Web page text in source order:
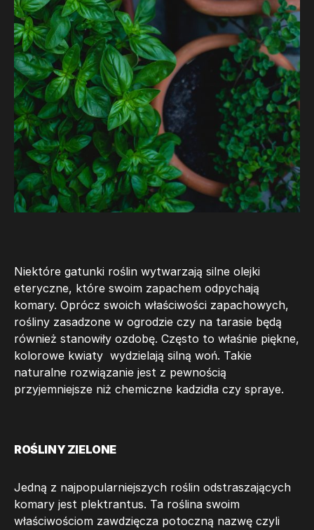
Niektóre gatunki roślin wytwarzają silne olejki
eteryczne, które swoim zapachem odpychają
komary. Oprócz swoich właściwości zapachowych,
rośliny zasadzone w ogrodzie czy na tarasie będą
również stanowiły ozdobę. Często to właśnie piękne,
kolorowe kwiaty wydzielają silną woń. Takie
naturalne rozwiązanie jest z pewnością
przyjemniejsze niż chemiczne kadzidła czy spraye.
ROŚLINY ZIELONE
Jedną z najpopularniejszych roślin odstraszających
komary jest plektrantus. Ta roślina swoim
właściwościom zawdzięcza potoczną nazwę czyli